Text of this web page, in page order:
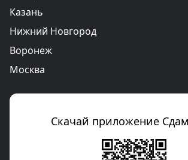
Казань
Нижний Новгород
Воронеж
Москва
Скачай приложение